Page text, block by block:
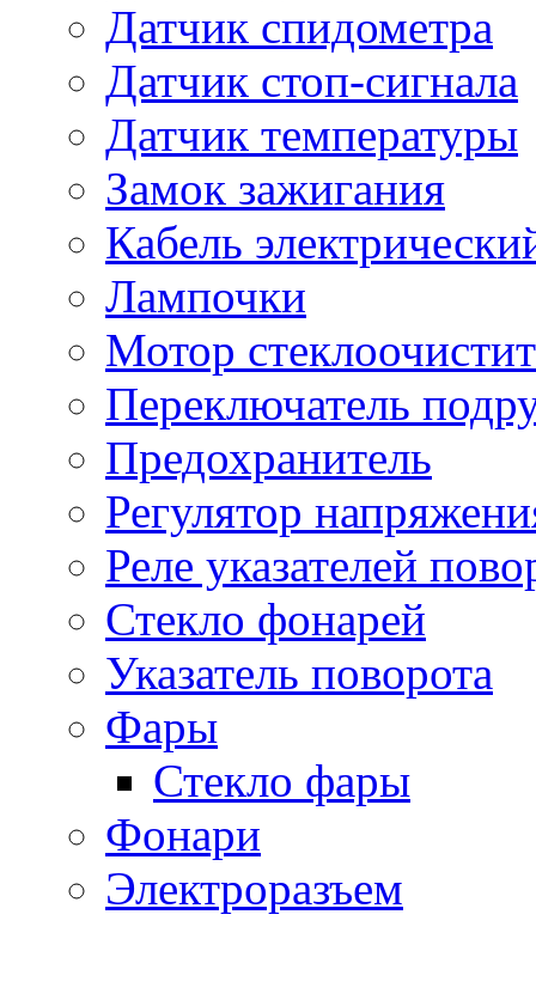
Датчик спидометра
Датчик стоп-сигнала
Датчик температуры
Замок зажигания
Кабель
Лампочки
Мотор
Переключатель
Предохранитель
Регулятор
Реле указателей
Стекло фонарей
Указатель поворота
Фары
Стекло фары
Фонари
Электроразъем